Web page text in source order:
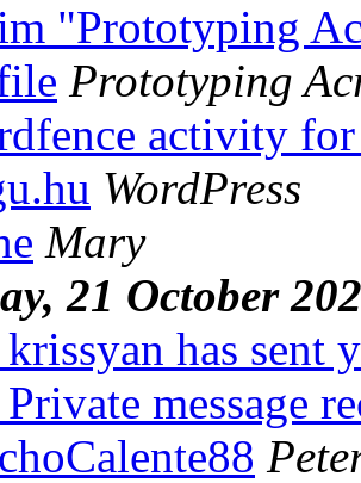
"Prototyping
Prototyping
activity
WordPress
Mary
21 October
has sent
message